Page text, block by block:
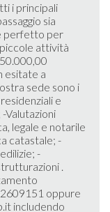
i principali
sia
perfetto per
attività
esitate a
sede sono i
e
Valutazioni
legale e notarile
catastale; -
-
.
oppure
includendo